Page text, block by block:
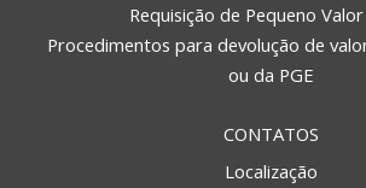
Requisição de Pequeno Valor
Procedimentos para devolução de
ou da PGE
CONTATOS
Localização